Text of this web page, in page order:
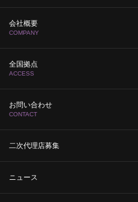
会社概要
COMPANY
全国拠点
ACCESS
お問い合わせ
CONTACT
二次代理店募集
ニュース